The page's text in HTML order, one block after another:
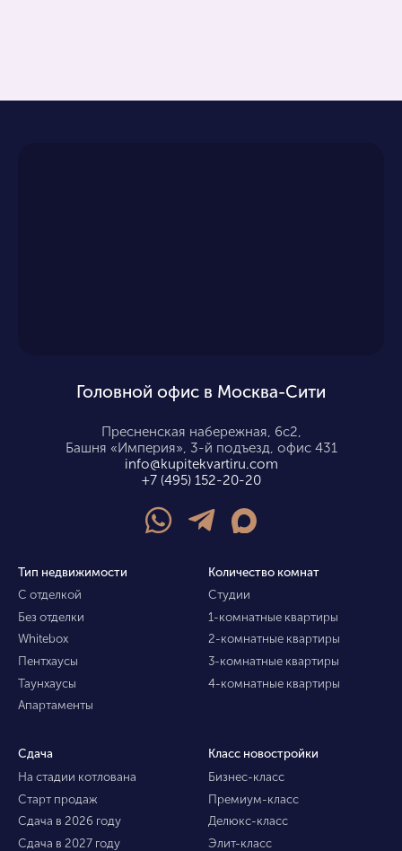
Головной офис в Москва-Сити
Пресненская набережная, 6с2,
Башня «Империя», 3-й подъезд, офис 431
info@kupitekvartiru.com
+7 (495) 152-20-20
Тип недвижимости
С отделкой
Без отделки
Whitebox
Пентхаусы
Таунхаусы
Апартаменты
Количество комнат
Студии
1-комнатные квартиры
2-комнатные квартиры
3-комнатные квартиры
4-комнатные квартиры
Сдача
На стадии котлована
Старт продаж
Сдача в 2026 году
Сдача в 2027 году
Класс новостройки
Бизнес-класс
Премиум-класс
Делюкс-класс
Элит-класс